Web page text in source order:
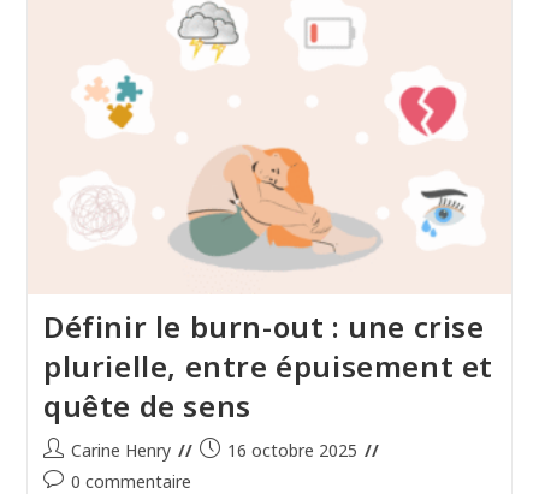
Définir le burn-out : une crise
plurielle, entre épuisement et
quête de sens
Auteur/autrice
de
Carine Henry
Publication
16 octobre 2025
Commentaires
0 commentaire